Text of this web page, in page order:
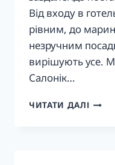
Від входу в
рівним, до
незручним
вирішують усе.
Салонік…
ЧИТАТИ ДАЛІ